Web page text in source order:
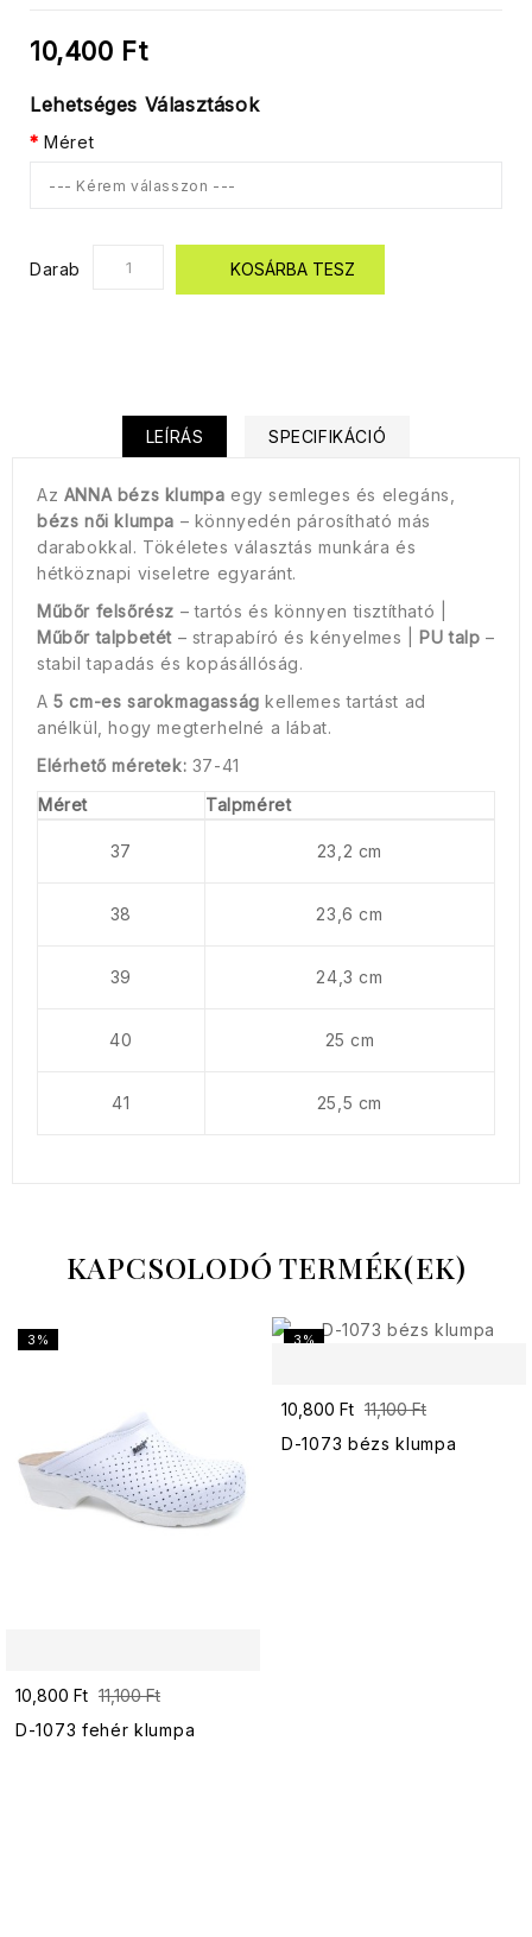
10,400 Ft
Lehetséges Választások
Méret
--- Kérem válasszon ---
Darab KOSÁRBA TESZ
LEÍRÁS SPECIFIKÁCIÓ
Az ANNA bézs klumpa egy semleges és elegáns,
bézs női klumpa – könnyedén párosítható más
darabokkal. Tökéletes választás munkára és
hétköznapi viseletre egyaránt.
Műbőr felsőrész – tartós és könnyen tisztítható |
Műbőr talpbetét – strapabíró és kényelmes | PU talp –
stabil tapadás és kopásállóság.
A5 cm-es sarokmagasság kellemes tartást ad
anélkül, hogy megterhelné a lábat.
Elérhető méretek: 37-41
Méret
Talpméret
37 23,2 cm
38 23,6 cm
39 24,3 cm
40 25 cm
41 25,5 cm
KAPCSOLODÓ TERMÉK(EK)
3%
10,800 Ft 11,100 Ft
D-1073 fehér klumpa
3%
10,800 Ft 11,100 Ft
D-1073 bézs klumpa